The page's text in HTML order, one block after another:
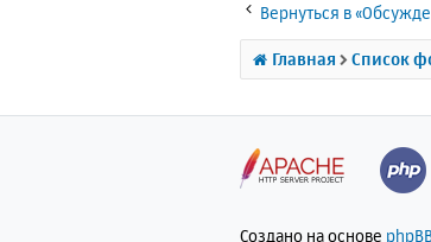
Вернуться в
Главная Список
Создано на основе